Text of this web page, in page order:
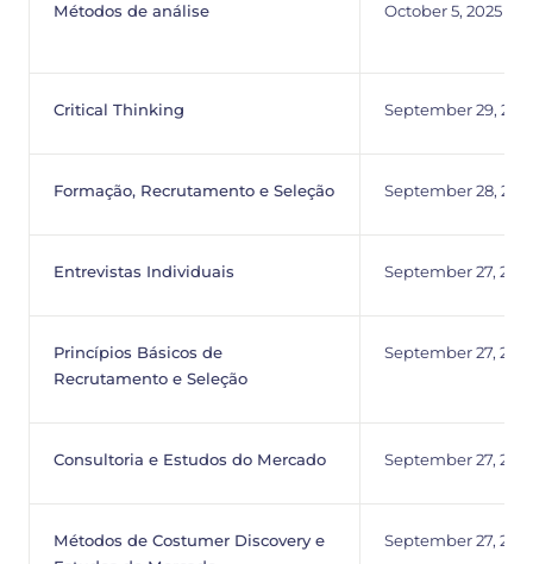
Métodos de análise October 5, 2025
Critical Thinking September 29,
Formação, Recrutamento e Seleção September 28,
Entrevistas Individuais September 27,
Princípios Básicos de
Recrutamento e Seleção
September 27,
Consultoria e Estudos do Mercado September 27,
Métodos de Costumer Discovery e
September 27,